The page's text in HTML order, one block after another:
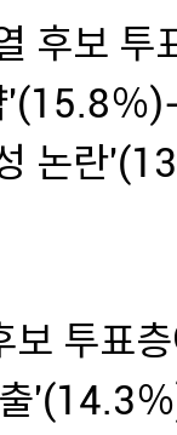
후보 투
'(15.8％
논란
투표
'(14.3